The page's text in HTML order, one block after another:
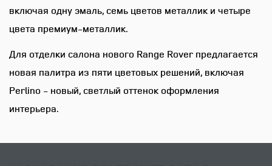
кондиционирование салона
Электрическая регулировка
передних сидений по 24
эффектом "горячих камней Hot
включая одну эмаль, семь цветов металлик и четыре
цвета премиум-металлик.
Для отделки салона нового Range Rover предлагается
новая палитра из пяти цветовых решений, включая
Perlino - новый, светлый оттенок оформления
интерьера.